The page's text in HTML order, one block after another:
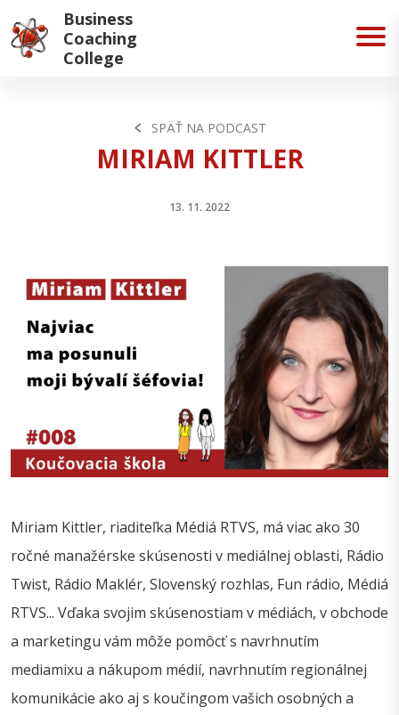
Business
Coaching
College
SPÄŤ NA PODCAST
MIRIAM KITTLER
13. 11. 2022
Miriam Kittler, riaditeľka Médiá RTVS, má viac ako 30
ročné manažérske skúsenosti v mediálnej oblasti, Rádio
Twist, Rádio Maklér, Slovenský rozhlas, Fun rádio, Médiá
RTVS... Vďaka svojim skúsenostiam v médiách, v obchode
a marketingu vám môže pomôcť s navrhnutím
mediamixu a nákupom médií, navrhnutím regionálnej
komunikácie ako aj s koučingom vašich osobných a